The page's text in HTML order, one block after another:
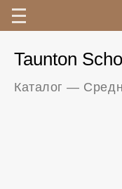
Taunton
Каталог —